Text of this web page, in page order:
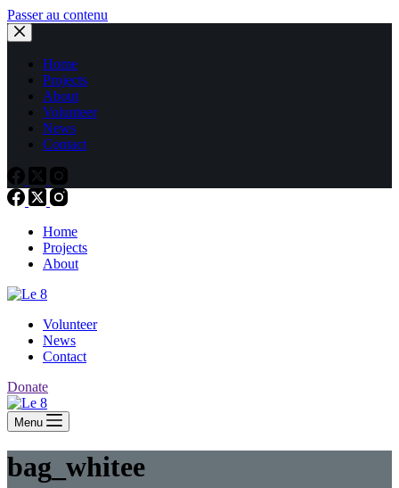
Passer au contenu
Home
Projects
About
Volunteer
News
Contact
Home
Projects
About
Volunteer
News
Contact
Donate
Menu
bag_whitee